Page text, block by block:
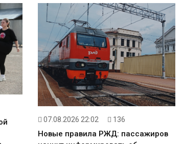
07.08.2026 22:02 136
Новые правила РЖД: пассажиров